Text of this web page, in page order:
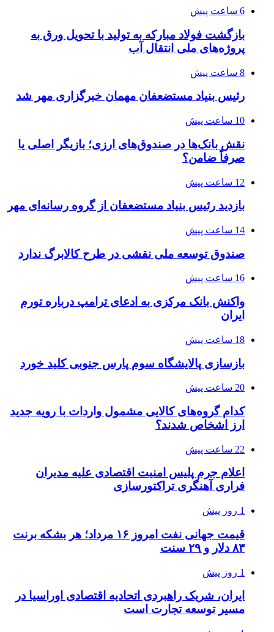
6 ساعت پیش
بازگشت فولاد مبارکه به تولید با تحویل ورق به
پروژه‌های ملی انتقال آب
8 ساعت پیش
رئیس بنیاد مستضعفان مهمان خبرگزاری مهر شد
10 ساعت پیش
نقش بانک‌ها در صندوق‌های ارزی؛ بازیگر اصلی یا
صرفاً ضامن؟
12 ساعت پیش
بازدید رئیس بنیاد مستضعفان از گروه رسانه‌ای مهر
14 ساعت پیش
صندوق توسعه ملی نقشی در طرح کالابرگ ندارد
16 ساعت پیش
واکنش بانک مرکزی به ادعای ترامپ درباره تورم
ایران
18 ساعت پیش
بازسازی پالایشگاه سوم پارس جنوبی کلید خورد
20 ساعت پیش
کدام گروه‌های کالایی مشمول واردات با رویه جدید
ارز اشخاص شدند؟
22 ساعت پیش
اعلام جرم پلیس امنیت اقتصادی علیه مدیران
فراری آهنگری تراکتورسازی
1 روز پیش
قیمت جهانی نفت امروز ۱۶ مرداد؛ هر بشکه برنت
۸۳ دلار و ۲۹ سنت
1 روز پیش
ایران، شریک راهبردی اتحادیه اقتصادی اوراسیا در
مسیر توسعه تجارت است